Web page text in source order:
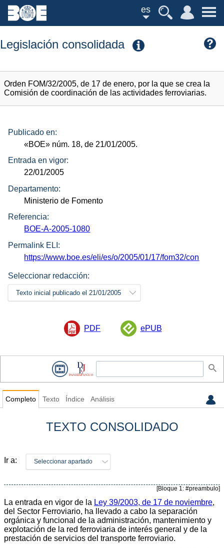
es
Legislación consolidada
Orden FOM/32/2005, de 17 de enero, por la que se crea la
Comisión de coordinación de las actividades ferroviarias.
Publicado en:
«BOE» núm. 18, de 21/01/2005.
Entrada en vigor:
22/01/2005
Departamento:
Ministerio de Fomento
Referencia:
BOE-A-2005-1080
Permalink ELI:
https://www.boe.es/eli/es/o/2005/01/17/fom32/con
Seleccionar redacción:
Texto inicial publicado el 21/01/2005
PDF ePUB
Completo Texto Índice Análisis
TEXTO CONSOLIDADO
Ir a: Seleccionar apartado
[Bloque 1: #preambulo]
La entrada en vigor de la Ley 39/2003, de 17 de noviembre,
del Sector Ferroviario, ha llevado a cabo la separación
orgánica y funcional de la administración, mantenimiento y
explotación de la red ferroviaria de interés general y de la
prestación de servicios del transporte ferroviario.